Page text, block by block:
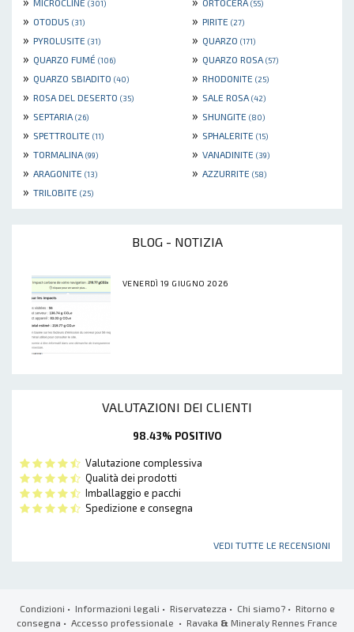
MICROCLINE (301) ORTOCERA (55)
» OTODUS (31) » PIRITE (27)
» PYROLUSITE (31) » QUARZO (171)
» QUARZO FUMÉ (106) » QUARZO ROSA (57)
» QUARZO SBIADITO (40) » RHODONITE (25)
» ROSA DEL DESERTO (35) » SALE ROSA (42)
» SEPTARIA (26) » SHUNGITE (80)
» SPETTROLITE (11) » SPHALERITE (15)
» TORMALINA (99) » VANADINITE (39)
» ARAGONITE (13) » AZZURRITE (58)
» TRILOBITE (25)
BLOG - NOTIZIA
VENERDÌ 19 GIUGNO 2026
VALUTAZIONI DEI CLIENTI
98.43% POSITIVO
Valutazione complessiva
Qualità dei prodotti
Imballaggio e pacchi
Spedizione e consegna
VEDI TUTTE LE RECENSIONI
Condizioni • Informazioni legali • Riservatezza • Chi siamo?• Ritorno e
consegna • Accesso professionale • Ravaka & Mineraly Rennes France